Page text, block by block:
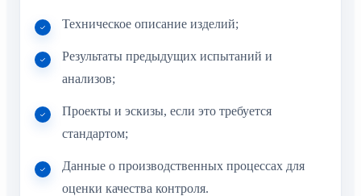
Техническое описание изделий;
Результаты предыдущих испытаний и
анализов;
Проекты и эскизы, если это требуется
стандартом;
Данные о производственных процессах для
оценки качества контроля.